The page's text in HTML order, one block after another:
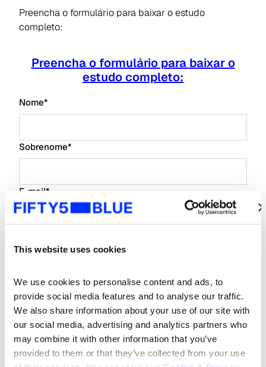
This website uses cookies
We use cookies to personalise content and ads, to
provide social media features and to analyse our traffic.
We also share information about your use of our site with
our social media, advertising and analytics partners who
may combine it with other information that you’ve
provided to them or that they’ve collected from your use
Preencha o formulário para baixar o estudo
completo:
Preencha o formulário para baixar o
estudo completo:
Nome*
Sobrenome*
E-mail*
Tipo de Empresa*
Cargo*